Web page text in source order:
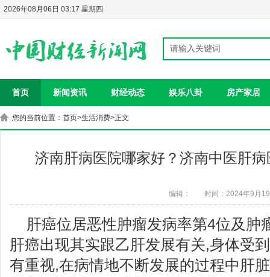
2026年08月06日 03:17 星期四
首页 新闻资讯 财经动态 娱乐八卦 房产家居
您的当前位置： 首页>生活消费>正文
济南肝病医院哪家好？济南中医肝
编辑： 时间：2024年9月
肝癌位居恶性肿瘤发病率第4位及肿
肝癌出现其实跟乙肝发展有关,身体受
有重视,在病情地不断发展的过程中肝